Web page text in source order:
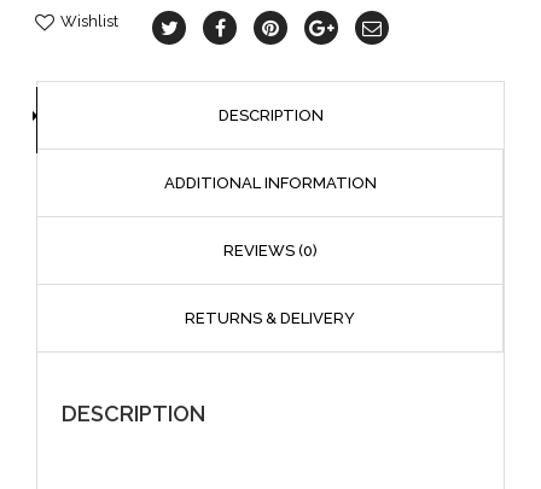
Wishlist
DESCRIPTION
ADDITIONAL INFORMATION
REVIEWS (0)
RETURNS & DELIVERY
DESCRIPTION